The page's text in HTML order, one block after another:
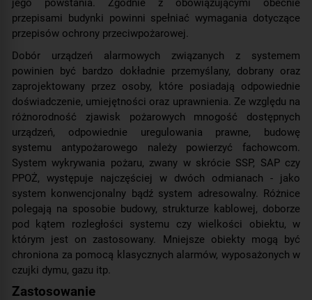
jego powstania. Zgodnie z obowiązującymi obecnie
przepisami budynki powinni spełniać wymagania dotyczące
przepisów ochrony przeciwpożarowej.
Dobór urządzeń alarmowych związanych z systemem
powinien być bardzo dokładnie przemyślany, dobrany oraz
zaprojektowany przez osoby, które posiadają odpowiednie
doświadczenie, umiejętności oraz uprawnienia. Ze względu na
różnorodność zjawisk pożarowych mnogość dostępnych
urządzeń, odpowiednie uregulowania prawne, budowę
systemu antypożarowego należy powierzyć fachowcom.
System wykrywania pożaru, zwany w skrócie SSP, SAP czy
PPOŻ, występuje najczęściej w dwóch odmianach - jako
system konwencjonalny bądź system adresowalny. Różnice
polegają na sposobie budowy, strukturze kablowej, doborze
pod kątem rozległości systemu czy wielkości obiektu, w
którym jest on zastosowany. Mniejsze obiekty mogą być
chroniona za pomocą klasycznych alarmów, wyposażonych w
czujki dymu, gazu itp.
Zastosowanie